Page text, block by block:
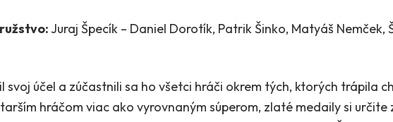
Juraj Špecík – Daniel Dorotík, Patrik Šinko, Matyáš Nemček,
svoj účel a zúčastnili sa ho všetci hráči okrem tých, ktorých trápila
hráčom viac ako vyrovnaným súperom, zlaté medaily si určite